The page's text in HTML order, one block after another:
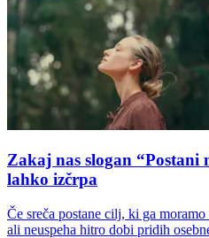
Zakaj nas slogan “Postani
lahko izčrpa
Če sreča postane cilj, ki ga
ali neuspeha hitro dobi pridih